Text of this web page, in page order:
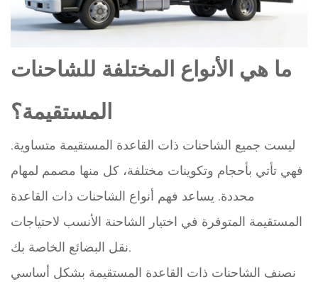
ما هي الأنواع المختلفة للشاحنات
المستقيمة؟
ليست جميع الشاحنات ذات القاعدة المستقيمة متساوية.
فهي تأتي بأحجام وتكوينات مختلفة، كل منها مصمم لمهام
محددة. يساعد فهم أنواع الشاحنات ذات القاعدة
المستقيمة المتوفرة في اختيار الشاحنة الأنسب لاحتياجات
نقل البضائع الخاصة بك.
نصنف الشاحنات ذات القاعدة المستقيمة بشكل أساسي